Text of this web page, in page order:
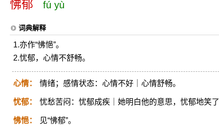
怫郁 fú yù
词典解释
1.亦作“怫悒”。
2.忧郁，心情不舒畅。
心情： 情绪；感情状态：心情不好｜心情舒畅。
忧郁： 忧愁苦闷：忧郁成疾｜她明白他的意思，忧郁地笑
怫悒： 见“怫郁”。